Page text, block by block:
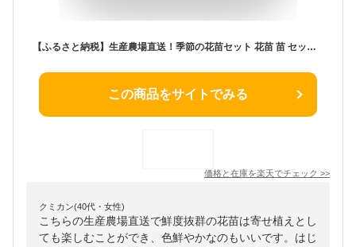
【ふるさと納税】生産農場直送！季節の花苗セット 花苗 苗 セット 寄せ植え 花壇 ガーデニング ふるさと納税 1万円 F6L-415var
この商品をサイトでみる
価格と在庫を楽天でチェック >>
クミカン(40代・女性)
こちらの生産農場直送で鮮度抜群の花苗は寄せ植えとし
ても楽しむことができ、色鮮やかなのもいいです。はじ